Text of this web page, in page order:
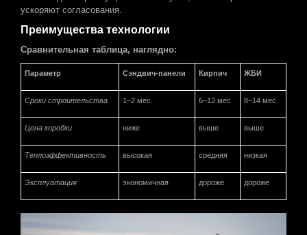
ускоряют согласования.
Преимущества технологии
Сравнительная таблица, наглядно:
Параметр Сэндвич-панели Кирпич ЖБИ
Сроки строительства 1–2 мес. 6–12 мес. 8–14 мес.
Цена коробки ниже выше выше
Теплоэффективность высокая средняя низкая
Эксплуатация экономичная дороже дороже